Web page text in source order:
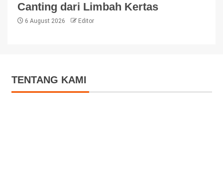
Canting dari Limbah Kertas
6 August 2026 Editor
TENTANG KAMI